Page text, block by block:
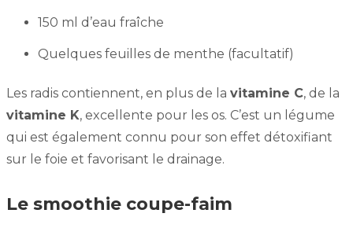
150 ml d’eau fraîche
Quelques feuilles de menthe (facultatif)
Les radis contiennent, en plus de la vitamine C, de la
vitamine K, excellente pour les os. C’est un légume
qui est également connu pour son effet détoxifiant
sur le foie et favorisant le drainage.
Le smoothie coupe-faim